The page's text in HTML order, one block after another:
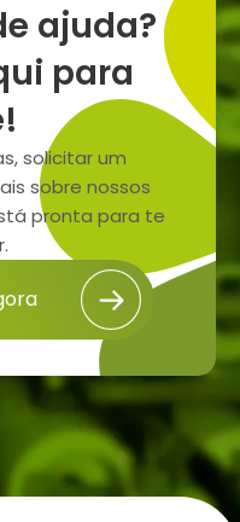
ajuda?
para
solicitar um
sobre nossos
pronta para te